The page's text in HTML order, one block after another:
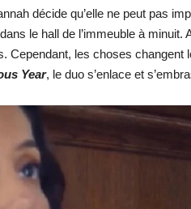
décide qu’elle ne peut pas
le hall de l’immeuble à
Cependant, les choses changent
Year, le duo s’enlace et